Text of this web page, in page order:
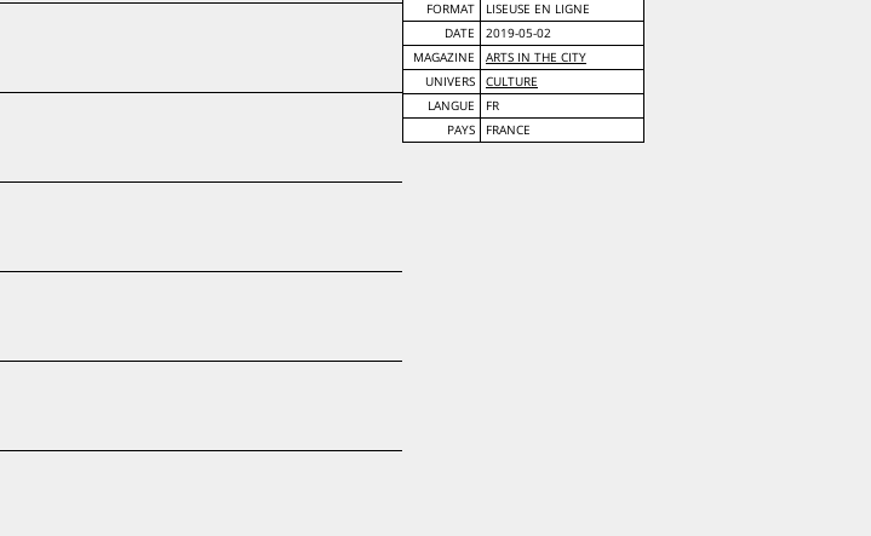
FORMAT
LISEUSE EN LIGNE
DATE
2019-05-02
MAGAZINE
ARTS IN THE CITY
UNIVERS
CULTURE
LANGUE
FR
PAYS
FRANCE